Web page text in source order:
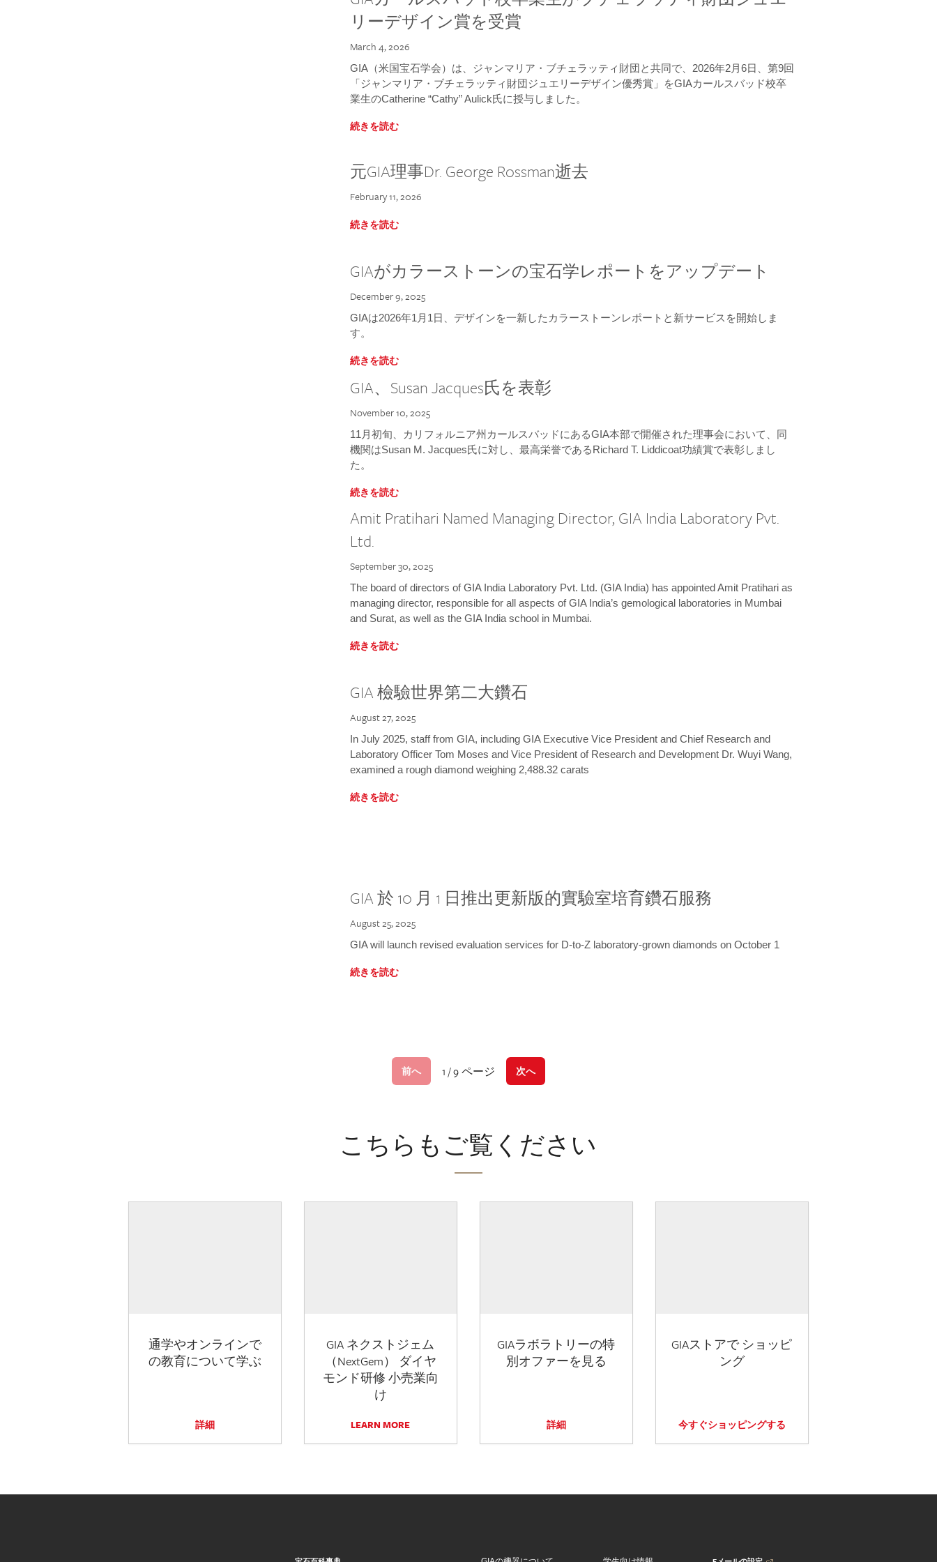
リーデザイン賞を受賞
March 4, 2026
GIA（米国宝石学会）は、ジャンマリア・ブチェラッティ財団と共同で、2026年2月6日、第9回
「ジャンマリア・ブチェラッティ財団ジュエリーデザイン優秀賞」をGIAカールスバッド校卒
業生のCatherine “Cathy” Aulick氏に授与しました。
続きを読む
元GIA理事Dr. George Rossman逝去
February 11, 2026
続きを読む
GIAがカラーストーンの宝石学レポートをアップデート
December 9, 2025
GIAは2026年1月1日、デザインを一新したカラーストーンレポートと新サービスを開始しま
す。
続きを読む
GIA、Susan Jacques氏を表彰
November 10, 2025
11月初旬、カリフォルニア州カールスバッドにあるGIA本部で開催された理事会において、同
機関はSusan M. Jacques氏に対し、最高栄誉であるRichard T. Liddicoat功績賞で表彰しまし
た。
続きを読む
Amit Pratihari Named Managing Director, GIA India Laboratory Pvt.
Ltd.
September 30, 2025
The board of directors of GIA India Laboratory Pvt. Ltd. (GIA India) has appointed Amit Pratihari as
managing director, responsible for all aspects of GIA India’s gemological laboratories in Mumbai
and Surat, as well as the GIA India school in Mumbai.
続きを読む
GIA 檢驗世界第二大鑽石
August 27, 2025
In July 2025, staff from GIA, including GIA Executive Vice President and Chief Research and
Laboratory Officer Tom Moses and Vice President of Research and Development Dr. Wuyi Wang,
examined a rough diamond weighing 2,488.32 carats
続きを読む
GIA 於 10 月 1 日推出更新版的實驗室培育鑽石服務
August 25, 2025
GIA will launch revised evaluation services for D-to-Z laboratory-grown diamonds on October 1
続きを読む
前へ 1 / 9 ページ 次へ
こちらもご覧ください
通学やオンラインで
の教育について学ぶ
詳細
GIA ネクストジェム
（NextGem） ダイヤ
モンド研修 小売業向
け
LEARN MORE
GIAラボラトリーの特
別オファーを見る
詳細
GIAストアで ショッピ
ング
今すぐショッピングする